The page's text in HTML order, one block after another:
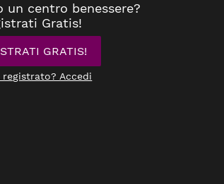
un centro benessere?
Gratis!
GRATIS!
registrato? Accedi